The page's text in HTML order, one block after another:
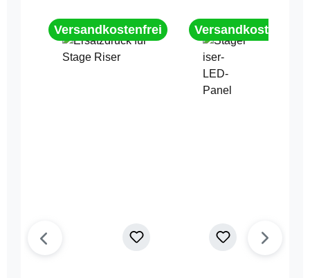
Versandkostenfrei Versandkostenfrei